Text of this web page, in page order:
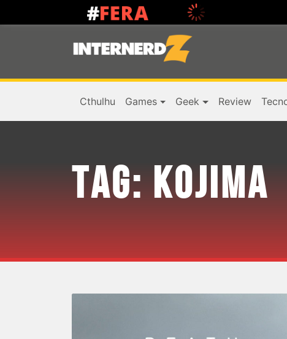
Cthulhu Games Geek Review
TAG:KOJIMA